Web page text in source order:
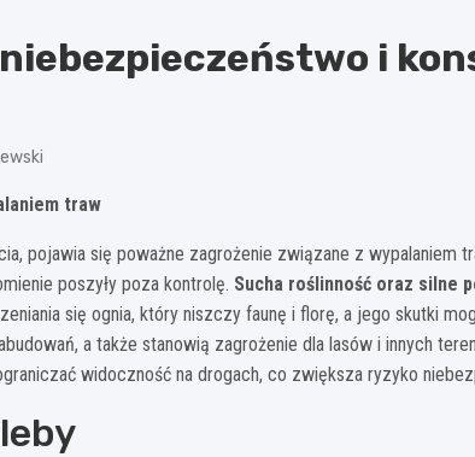
i
traw
pojawia się poważne zagrożenie związane z wypalaniem
poszyły poza kontrolę. Sucha roślinność oraz silne
się ognia, który niszczy faunę i florę, a jego skutki
a także stanowią zagrożenie dla lasów i innych
widoczność na drogach, co zwiększa ryzyko